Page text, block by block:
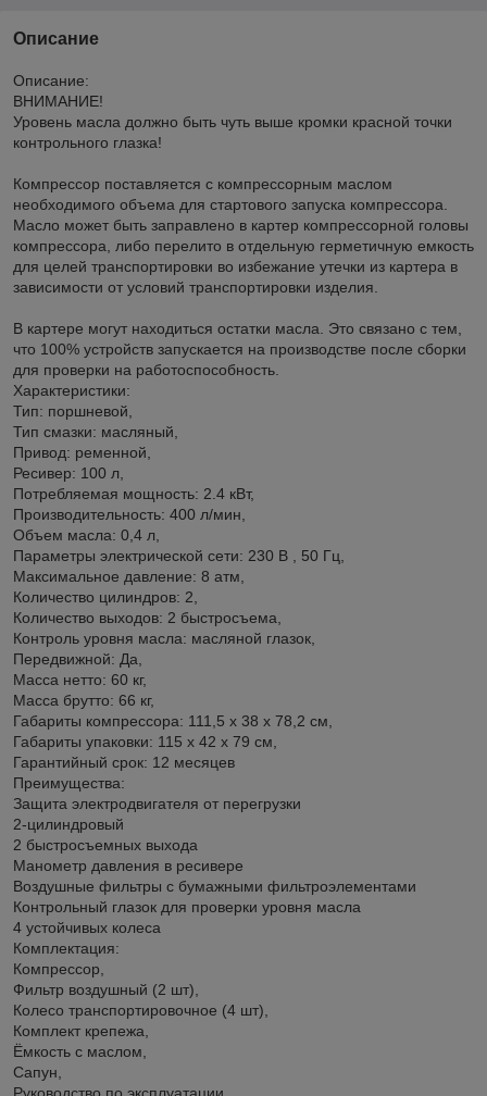
Описание
Описание:
ВНИМАНИЕ!
Уровень масла должно быть чуть выше кромки красной точки
контрольного глазка!
Компрессор поставляется с компрессорным маслом
необходимого объема для стартового запуска компрессора.
Масло может быть заправлено в картер компрессорной головы
компрессора, либо перелито в отдельную герметичную емкость
для целей транспортировки во избежание утечки из картера в
зависимости от условий транспортировки изделия.
В картере могут находиться остатки масла. Это связано с тем,
что 100% устройств запускается на производстве после сборки
для проверки на работоспособность.
Характеристики:
Тип: поршневой,
Тип смазки: масляный,
Привод: ременной,
Ресивер: 100 л,
Потребляемая мощность: 2.4 кВт,
Производительность: 400 л/мин,
Объем масла: 0,4 л,
Параметры электрической сети: 230 В , 50 Гц,
Максимальное давление: 8 атм,
Количество цилиндров: 2,
Количество выxодов: 2 быстросъема,
Контроль уровня масла: масляной глазок,
Передвижной: Да,
Масса нетто: 60 кг,
Масса брутто: 66 кг,
Габариты компрессора: 111,5 x 38 x 78,2 см,
Габариты упаковки: 115 x 42 x 79 см,
Гарантийный срок: 12 месяцев
Преимущества:
Защита электродвигателя от перегрузки
2-цилиндровый
2 быстросъемных выхода
Манометр давления в ресивере
Воздушные фильтры с бумажными фильтроэлементами
Контрольный глазок для проверки уровня масла
4 устойчивых колеса
Комплектация:
Компрессор,
Фильтр воздушный (2 шт),
Колесо транспортировочное (4 шт),
Комплект крепежа,
Ёмкость с маслом,
Сапун,
Руководство по эксплуатации,